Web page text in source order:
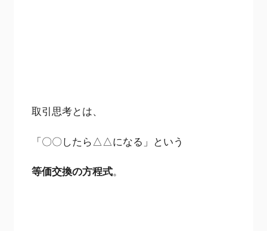
取引思考とは、
「〇〇したら△△になる」という
等価交換の方程式。